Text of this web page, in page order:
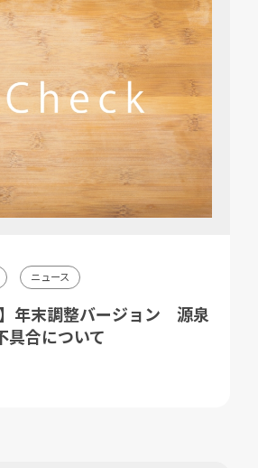
ニュース
年末調整バージョン 源泉
具合について